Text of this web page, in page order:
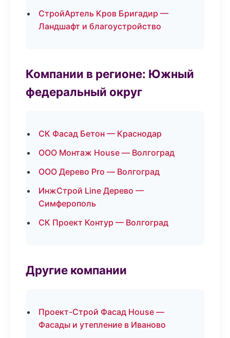
СтройАртель Кров Бригадир —
Ландшафт и благоустройство
Компании в регионе: Южный
федеральный округ
СК Фасад Бетон — Краснодар
ООО Монтаж House — Волгоград
ООО Дерево Pro — Волгоград
ИнжСтрой Line Дерево —
Симферополь
СК Проект Контур — Волгоград
Другие компании
Проект-Строй Фасад House —
Фасады и утепление в Иваново